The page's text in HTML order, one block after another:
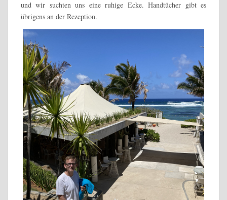
und wir suchten uns eine ruhige Ecke. Handtücher gibt es
übrigens an der Rezeption.